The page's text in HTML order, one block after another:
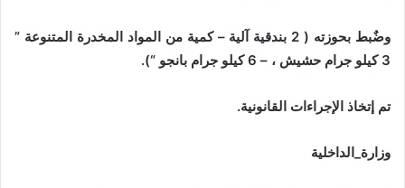
وضٌبط بحوزته ( 2 بندقية آلية – كمية من المواد المخدرة المتنوعة ”
3 كيلو جرام حشيش ، – 6 كيلو جرام بانجو “).
تم إتخاذ الإجراءات القانونية.
وزارة_الداخلية